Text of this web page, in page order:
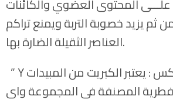
المحتوى العضوي والكائنات
ثم يزيد خصوبة التربة ويمنع تراكم
العناصر الثقيلة الضارة بها.
” Y طريقة عمل ثيوفكس : يعتبر الكبريت من المبيدات